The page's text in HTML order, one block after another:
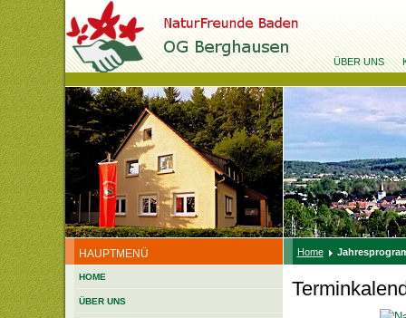
ÜBER UNS
HAUPTMENÜ
HOME
ÜBER UNS
Home